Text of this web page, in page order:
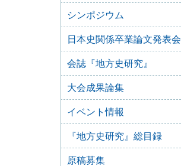
シンポジウム
日本史関係卒業論文発表会
会誌『地方史研究』
大会成果論集
イベント情報
『地方史研究』総目録
原稿募集